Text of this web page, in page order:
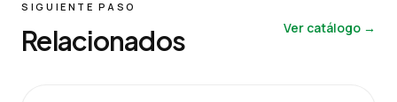
SIGUIENTE PASO
Relacionados Ver catálogo →